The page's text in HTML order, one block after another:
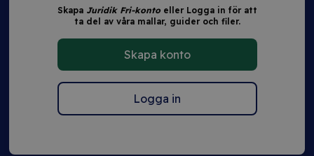
Skapa Juridik Fri-kontoeller Logga in för att
ta del av våra mallar, guider och filer.
Skapa konto
Logga in